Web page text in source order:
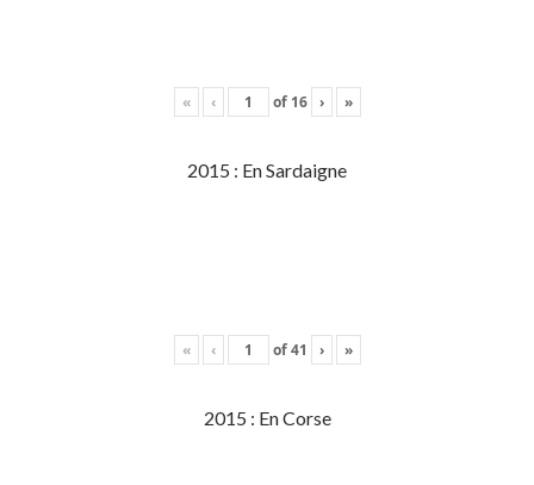
« ‹ of 16 › »
2015 : En Sardaigne
« ‹ of41 › »
2015 : En Corse